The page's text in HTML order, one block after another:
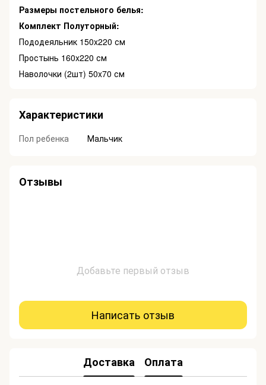
Размеры постельного белья:
Комплект Полуторный:
Пододеяльник 150x220 см
Простынь 160x220 см
Наволочки (2шт) 50x70 см
Характеристики
Пол ребенка Мальчик
Отзывы
Добавьте первый отзыв
Написать отзыв
Доставка Оплата